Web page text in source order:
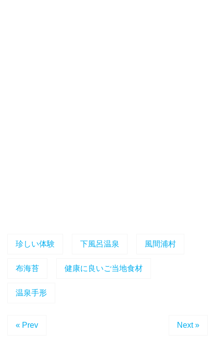
珍しい体験 下風呂温泉 風間浦村
布海苔 健康に良いご当地食材
温泉手形
« Prev Next »